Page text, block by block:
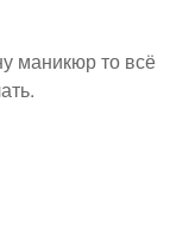
маникюр то всё